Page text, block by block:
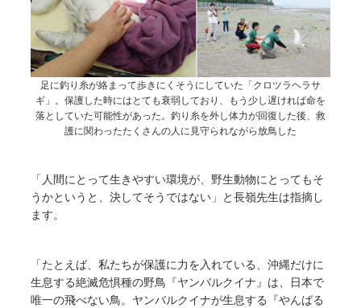
足に釣り糸が絡まって歩きにくそうにしていた「クロツラヘラサ
ギ」。保護した時にはとても衰弱しており、もう少し遅ければ命を
落としていた可能性があった。釣り糸を外し体力が回復した後、救
護に関わったたくさんの人に見守られながら放鳥した
「人間にとって生きやすい環境が、野生動物にとってもそ
うかというと、決してそうではない」と長嶺先生は指摘し
ます。
「たとえば、私たちが保護に力を入れている、沖縄だけに
生息する絶滅危惧種の野鳥『ヤンバルクイナ』は、日本で
唯一の飛べない鳥。ヤンバルクイナが生息する『やんばる